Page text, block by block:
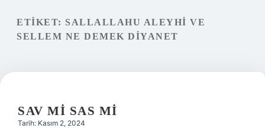
Hakkımızda
ETIKET: SALLALLAHU ALEYHI VE
SELLEM NE DEMEK DIYANET
SAV MI SAS MI
Tarih: Kasım 2, 2024